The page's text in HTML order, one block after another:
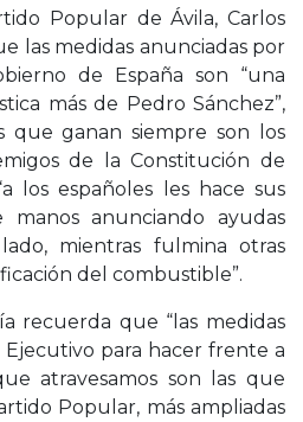
Popular de Ávila, Carlos
las medidas anunciadas por
de España son “una
más de Pedro Sánchez”,
que ganan siempre son los
de la Constitución de
los españoles les hace sus
manos anunciando ayudas
mientras fulmina otras
del combustible”.
recuerda que “las medidas
para hacer frente a
atravesamos son las que
Popular, más ampliadas